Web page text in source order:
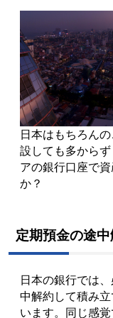
日本はもちろん
設しても多から
アの銀行口座で
か？
定期預金の途
日本の銀行では
中解約して積み
います。同じ感